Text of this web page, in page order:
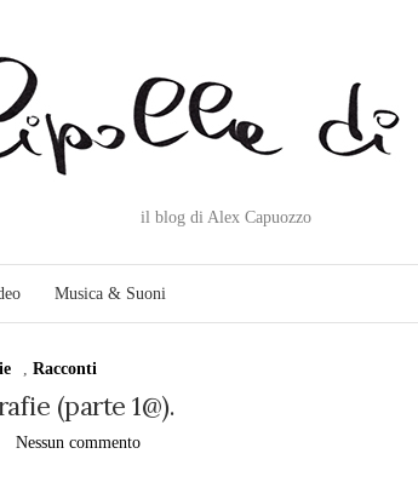
il blog di Alex Capuozzo
Musica & Suoni
, Racconti
(parte 1@).
Nessun commento